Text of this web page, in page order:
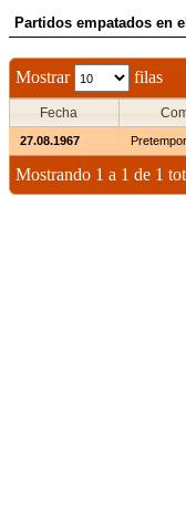
Partidos empatados en
Mostrar filas
Fecha
27.08.1967
Mostrando 1 a 1 de 1